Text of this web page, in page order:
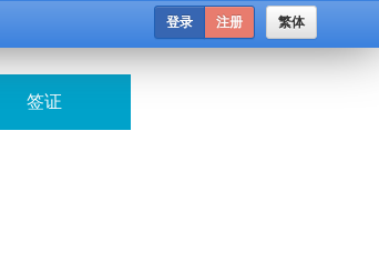
繁体
登录 注册
签证